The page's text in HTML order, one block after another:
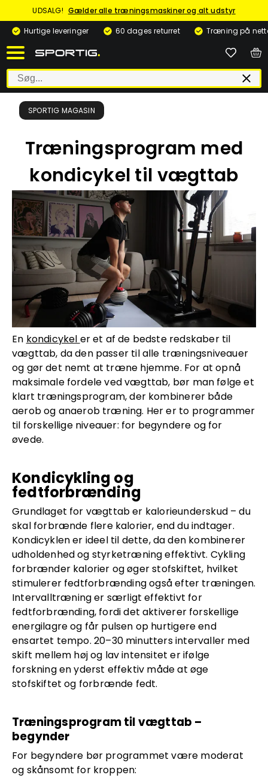
UDSALG! Gælder alle træningsmaskiner og alt udstyr
Hurtige leveringer
60 dages returret Træning på
SPORTIG MAGASIN
Træningsprogram med
kondicykel til vægttab
En kondicykel er et af de bedste redskaber til
vægttab, da den passer til alle træningsniveauer
og gør det nemt at træne hjemme. For at opnå
maksimale fordele ved vægttab, bør man følge et
klart træningsprogram, der kombinerer både
aerob og anaerob træning. Her er to programmer
til forskellige niveauer: for begyndere og for
øvede.
Kondicykling og
fedtforbrænding
Grundlaget for vægttab er kalorieunderskud – du
skal forbrænde flere kalorier, end du indtager.
Kondicyklen er ideel til dette, da den kombinerer
udholdenhed og styrketræning effektivt. Cykling
forbrænder kalorier og øger stofskiftet, hvilket
stimulerer fedtforbrænding også efter træningen.
Intervalltræning er særligt effektivt for
fedtforbrænding, fordi det aktiverer forskellige
energilagre og får pulsen op hurtigere end
ensartet tempo. 20–30 minutters intervaller med
skift mellem høj og lav intensitet er ifølge
forskning en yderst effektiv måde at øge
stofskiftet og forbrænde fedt.
Træningsprogram til vægttab –
begynder
For begyndere bør programmet være moderat
og skånsomt for kroppen: